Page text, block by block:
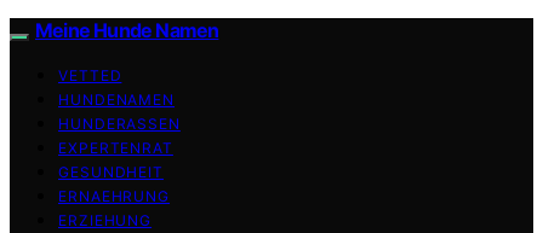
Meine Hunde Namen
VETTED
HUNDENAMEN
HUNDERASSEN
EXPERTENRAT
GESUNDHEIT
ERNAEHRUNG
ERZIEHUNG